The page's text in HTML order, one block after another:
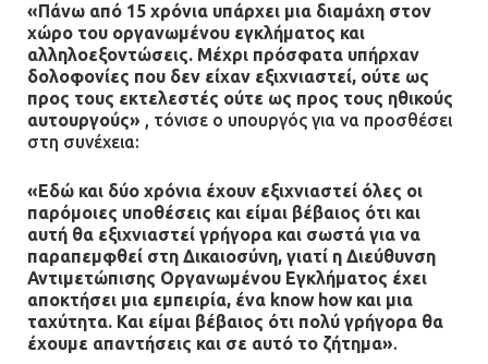
Φωτιά σε επιχείρηση στον
Ασπρόπυργο – Ήχησε το 112
09.07.2026 | 09:19
ανθρωποκτονίας στους δύο
αστυνομικούς
08.07.2026 | 22:30
Ομαδικός βιασμός 19χρονης στο
Α.Τ. Ομονοίας: Ο Εισαγγελέας
«Πάνω από 15 χρόνια υπάρχει μια διαμάχη στον
χώρο του οργανωμένου εγκλήματος και
αλληλοεξοντώσεις. Μέχρι πρόσφατα υπήρχαν
δολοφονίες που δεν είχαν εξιχνιαστεί, ούτε ως
προς τους εκτελεστές ούτε ως προς τους ηθικούς
αυτουργούς» , τόνισε ο υπουργός για να προσθέσει
στη συνέχεια:
«Εδώ και δύο χρόνια έχουν εξιχνιαστεί όλες οι
παρόμοιες υποθέσεις και είμαι βέβαιος ότι και
αυτή θα εξιχνιαστεί γρήγορα και σωστά για να
παραπεμφθεί στη Δικαιοσύνη, γιατί η Διεύθυνση
Αντιμετώπισης Οργανωμένου Εγκλήματος έχει
αποκτήσει μια εμπειρία, ένα know how και μια
ταχύτητα. Και είμαι βέβαιος ότι πολύ γρήγορα θα
έχουμε απαντήσεις και σε αυτό το ζήτημα».